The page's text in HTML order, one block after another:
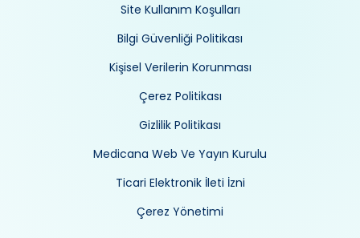
Site Kullanım Koşulları
Bilgi Güvenliği Politikası
Kişisel Verilerin Korunması
Çerez Politikası
Gizlilik Politikası
Medicana Web Ve Yayın Kurulu
Ticari Elektronik İleti İzni
Çerez Yönetimi